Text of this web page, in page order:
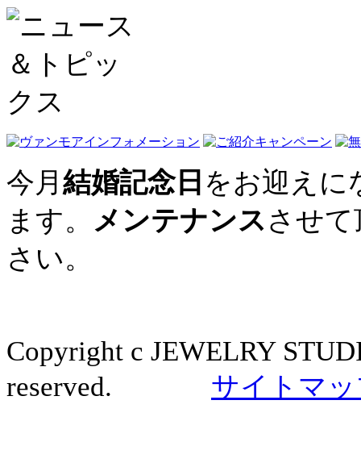
今月 結婚記念日 をお迎えに
ます。 メンテナンスさせ
さい。
Copyright c JEWELRY
reserved. サイトマ